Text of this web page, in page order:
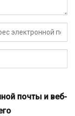
почты и веб-